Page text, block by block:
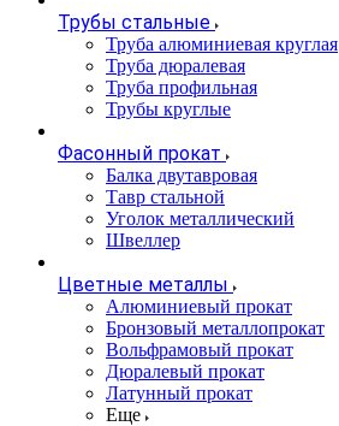
Трубы стальные
Труба алюминиевая круглая
Труба дюралевая
Труба профильная
Трубы круглые
Фасонный прокат
Балка двутавровая
Тавр стальной
Уголок металлический
Швеллер
Цветные металлы
Алюминиевый прокат
Бронзовый металлопрокат
Вольфрамовый прокат
Дюралевый прокат
Латунный прокат
Еще